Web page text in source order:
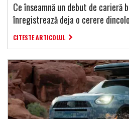
Ce înseamnă un debut de carieră
înregistrează deja o cerere
CITESTE ARTICOLUL